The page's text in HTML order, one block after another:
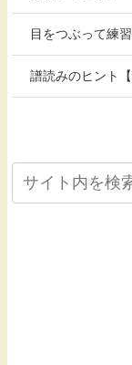
目をつぶって練
譜読みのヒント